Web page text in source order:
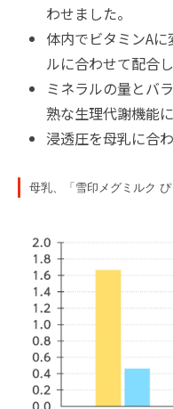
わせました。
体内でビタミンA
ルに合わせて配合し
ミネラルの量とバ
熟な生理代謝機能
浸透圧を母乳に合
母乳、「雪印メグミルク